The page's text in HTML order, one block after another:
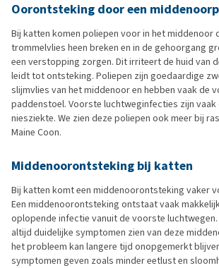
Oorontsteking door een
Bij katten komen poliepen voor in het middenoor
trommelvlies heen breken en in de gehoorgang
een verstopping zorgen. Dit irriteert de huid van
leidt tot ontsteking. Poliepen zijn goedaardige
slijmvlies van het middenoor en hebben vaak de
paddenstoel. Voorste luchtweginfecties zijn
niesziekte. We zien deze poliepen ook meer bij
Maine Coon.
Middenoorontsteking bij katten
Bij katten komt een middenoorontsteking vaker
Een middenoorontsteking ontstaat vaak
oplopende infectie vanuit de voorste
altijd duidelijke symptomen zien van deze
het probleem kan langere tijd onopgemerkt
symptomen geven zoals minder eetlust en